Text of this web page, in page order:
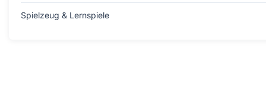
Spielzeug & Lernspiele